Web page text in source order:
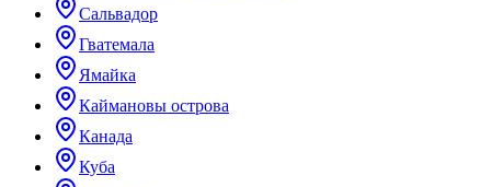
Сальвадор
Гватемала
Ямайка
Каймановы острова
Канада
Куба